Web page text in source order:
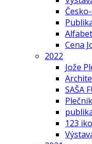
Cena
2022
Jože
SAŠA
123